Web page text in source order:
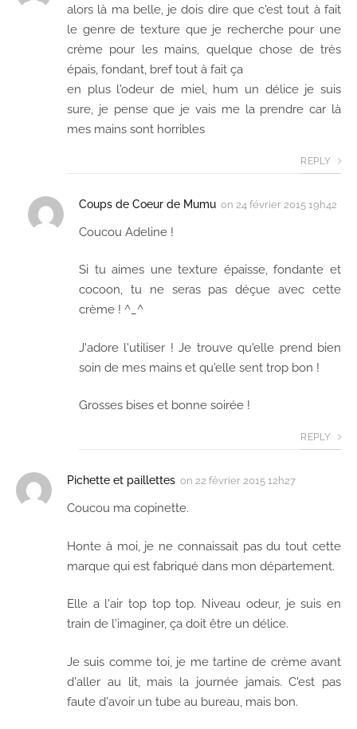
alors là ma belle, je dois dire que c'est tout à fait
le genre de texture que je recherche pour une
crème pour les mains, quelque chose de très
épais, fondant, bref tout à fait ça
en plus l'odeur de miel, hum un délice je suis
sure, je pense que je vais me la prendre car là
mes mains sont horribles
REPLY
Coups de Coeur de Mumu on 24 février 2015 19h42
Coucou Adeline !
Si tu aimes une texture épaisse, fondante et
cocoon, tu ne seras pas déçue avec cette
crème ! ^_^
J'adore l'utiliser ! Je trouve qu'elle prend bien
soin de mes mains et qu'elle sent trop bon !
Grosses bises et bonne soirée !
REPLY
Pichette et paillettes on 22 février 2015 12h27
Coucou ma copinette.
Honte à moi, je ne connaissait pas du tout cette
marque qui est fabriqué dans mon département.
Elle a l'air top top top. Niveau odeur, je suis en
train de l'imaginer, ça doit être un délice.
Je suis comme toi, je me tartine de crème avant
d'aller au lit, mais la journée jamais. C'est pas
faute d'avoir un tube au bureau, mais bon.